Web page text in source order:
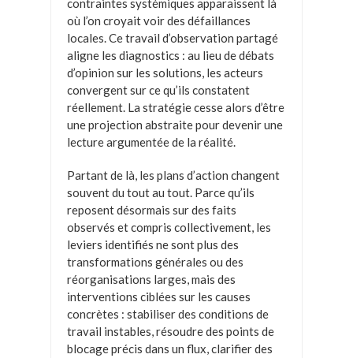
contraintes systémiques apparaissent là
où l’on croyait voir des défaillances
locales. Ce travail d’observation partagé
aligne les diagnostics : au lieu de débats
d’opinion sur les solutions, les acteurs
convergent sur ce qu’ils constatent
réellement. La stratégie cesse alors d’être
une projection abstraite pour devenir une
lecture argumentée de la réalité.
Partant de là, les plans d’action changent
souvent du tout au tout. Parce qu’ils
reposent désormais sur des faits
observés et compris collectivement, les
leviers identifiés ne sont plus des
transformations générales ou des
réorganisations larges, mais des
interventions ciblées sur les causes
concrètes : stabiliser des conditions de
travail instables, résoudre des points de
blocage précis dans un flux, clarifier des